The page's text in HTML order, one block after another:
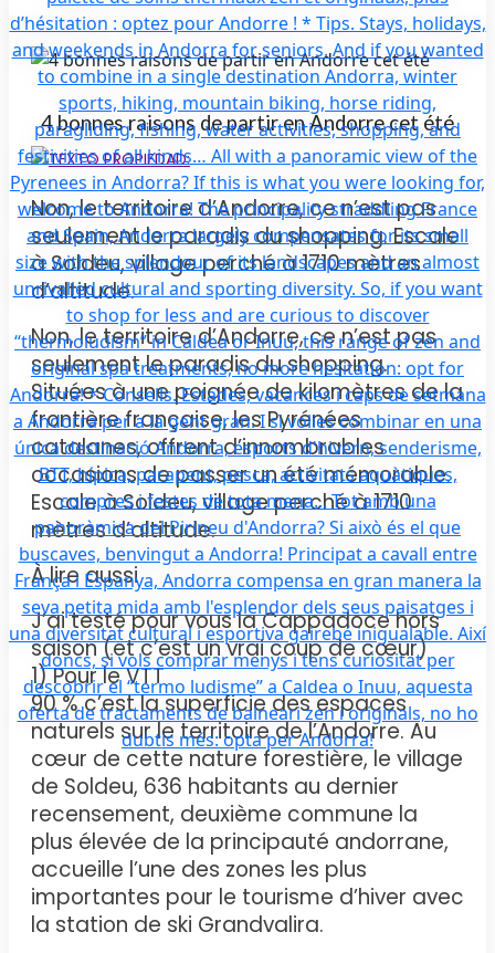
4 bonnes raisons de partir en Andorre cet été
Non, le territoire d’Andorre, ce n’est pas
seulement le paradis du shopping. Escale
à Soldeu, village perché à 1710 mètres
d’altitude.
Non, le territoire d’Andorre, ce n’est pas
seulement le paradis du shopping.
Situées à une poignée de kilomètres de la
frontière française, les Pyrénées
catalanes, offrent d’innombrables
occasions de passer un été mémorable.
Escale à Soldeu, village perché à 1710
mètres d’altitude.
À lire aussi
J’ai testé pour vous la Cappadoce hors
saison (et c’est un vrai coup de cœur)
1) Pour le VTT
90 % c’est la superficie des espaces
naturels sur le territoire de l’Andorre. Au
cœur de cette nature forestière, le village
de Soldeu, 636 habitants au dernier
recensement, deuxième commune la
plus élevée de la principauté andorrane,
accueille l’une des zones les plus
importantes pour le tourisme d’hiver avec
la station de ski Grandvalira.